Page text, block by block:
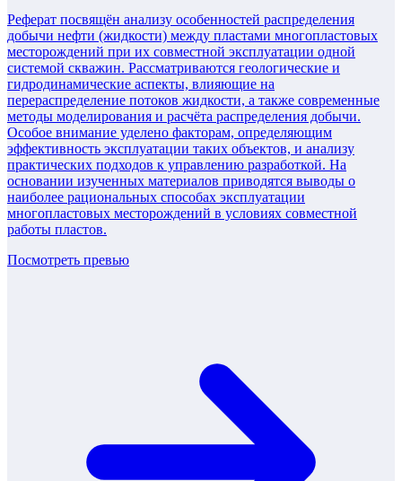
Реферат посвящён анализу особенностей распределения
добычи нефти (жидкости) между пластами многопластовых
месторождений при их совместной эксплуатации одной
системой скважин. Рассматриваются геологические и
гидродинамические аспекты, влияющие на
перераспределение потоков жидкости, а также современные
методы моделирования и расчёта распределения добычи.
Особое внимание уделено факторам, определяющим
эффективность эксплуатации таких объектов, и анализу
практических подходов к управлению разработкой. На
основании изученных материалов приводятся выводы о
наиболее рациональных способах эксплуатации
многопластовых месторождений в условиях совместной
работы пластов.
Посмотреть превью